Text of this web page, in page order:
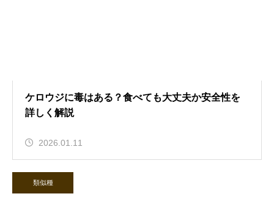
ケロウジに毒はある？食べても大丈夫か安全性を
詳しく解説
2026.01.11
類似種